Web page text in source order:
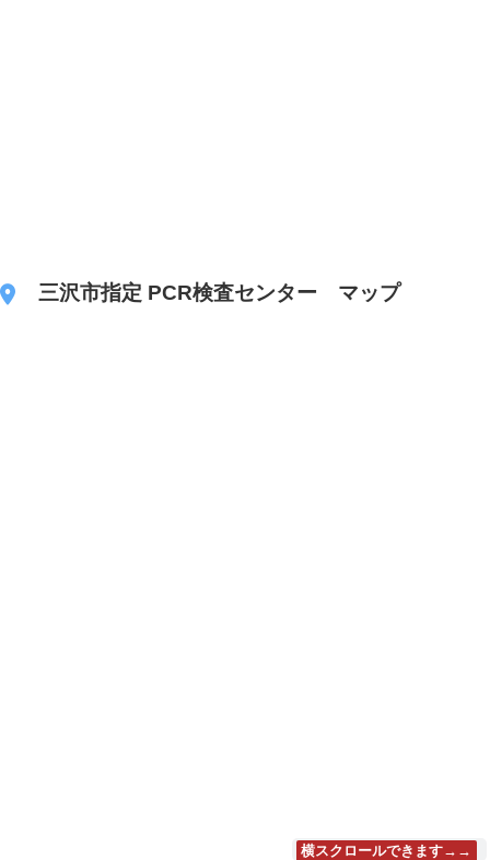
三沢市指定 PCR検査センター マップ
横スクロールできます→→